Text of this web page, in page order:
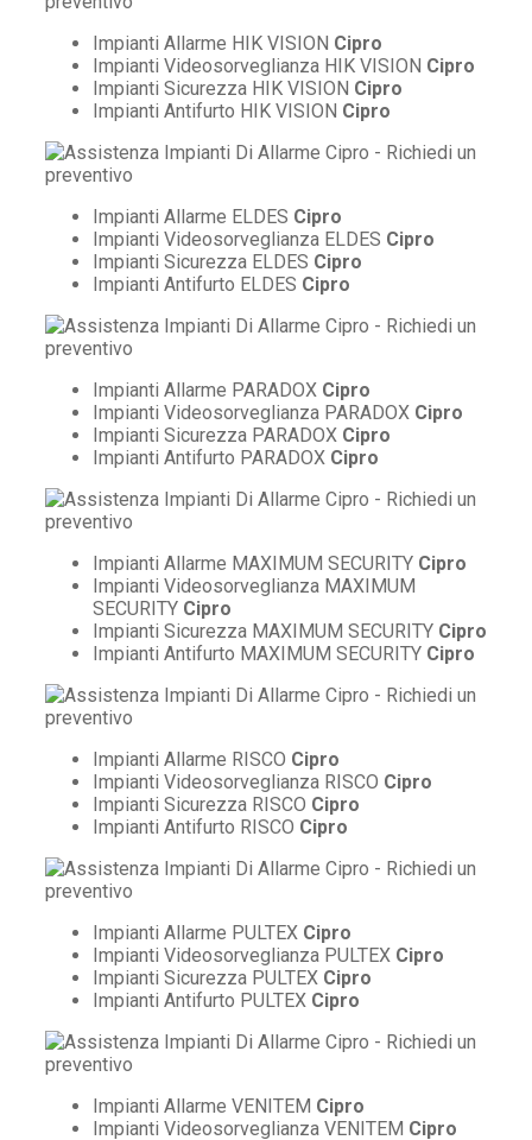
Impianti Allarme HIK VISION Cipro
Impianti Videosorveglianza HIK VISION Cipro
Impianti Sicurezza HIK VISION Cipro
Impianti Antifurto HIK VISION Cipro
Impianti Allarme ELDES Cipro
Impianti Videosorveglianza ELDES Cipro
Impianti Sicurezza ELDES Cipro
Impianti Antifurto ELDES Cipro
Impianti Allarme PARADOX Cipro
Impianti Videosorveglianza PARADOX Cipro
Impianti Sicurezza PARADOX Cipro
Impianti Antifurto PARADOX Cipro
Impianti Allarme MAXIMUM SECURITY Cipro
Impianti Videosorveglianza MAXIMUM
SECURITY Cipro
Impianti Sicurezza MAXIMUM SECURITY Cipro
Impianti Antifurto MAXIMUM SECURITY Cipro
Impianti Allarme RISCO Cipro
Impianti Videosorveglianza RISCO Cipro
Impianti Sicurezza RISCO Cipro
Impianti Antifurto RISCO Cipro
Impianti Allarme PULTEX Cipro
Impianti Videosorveglianza PULTEX Cipro
Impianti Sicurezza PULTEX Cipro
Impianti Antifurto PULTEX Cipro
Impianti Allarme VENITEM Cipro
Impianti Videosorveglianza VENITEM Cipro